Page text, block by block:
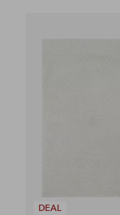
DEAL